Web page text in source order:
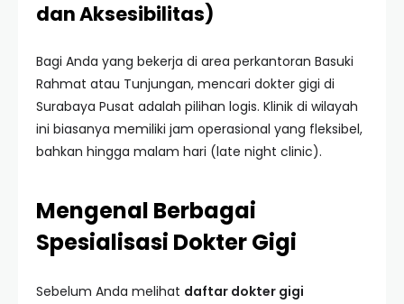
dan Aksesibilitas)
Bagi Anda yang bekerja di area perkantoran Basuki
Rahmat atau Tunjungan, mencari dokter gigi di
Surabaya Pusat adalah pilihan logis. Klinik di wilayah
ini biasanya memiliki jam operasional yang fleksibel,
bahkan hingga malam hari (late night clinic).
Mengenal Berbagai
Spesialisasi Dokter Gigi
Sebelum Anda melihat daftar dokter gigi